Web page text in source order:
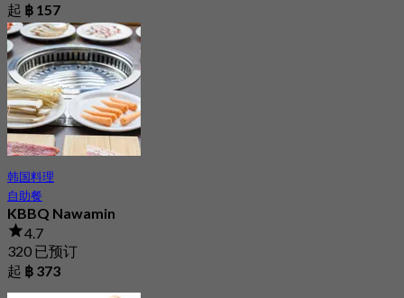
起 ฿ 157
韩国料理
自助餐
KBBQ Nawamin
4.7
320 已预订
起 ฿ 373